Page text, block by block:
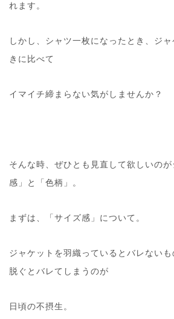
れます。
しかし、シャツ一枚になったとき、ジ
きに比べて
イマイチ締まらない気がしませんか？
そんな時、ぜひとも見直して欲しいの
感」と「色柄」。
まずは、「サイズ感」について。
ジャケットを羽織っているとバレない
脱ぐとバレてしまうのが
日頃の不摂生。